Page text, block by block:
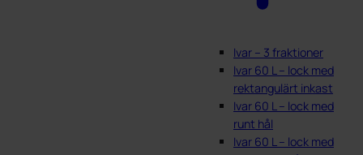
Ivar – 3 fraktioner
Ivar 60 L – lock med
rektangulärt inkast
Ivar 60 L – lock med
runt hål
Ivar 60 L – lock med